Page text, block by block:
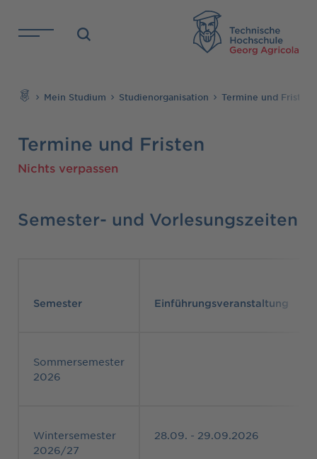
Direkt zu den Inhalten springen
Mein Studium Studienorganisation Termine und Fristen
Termine und Fristen
Nichts verpassen
Semester- und Vorlesungszeiten
Semester Einführungsveranstaltung
Sommersemester
2026
Wintersemester
2026/27
28.09. - 29.09.2026